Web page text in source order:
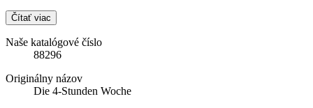
Čítať viac
Naše katalógové číslo
88296
Originálny názov
Die 4-Stunden Woche